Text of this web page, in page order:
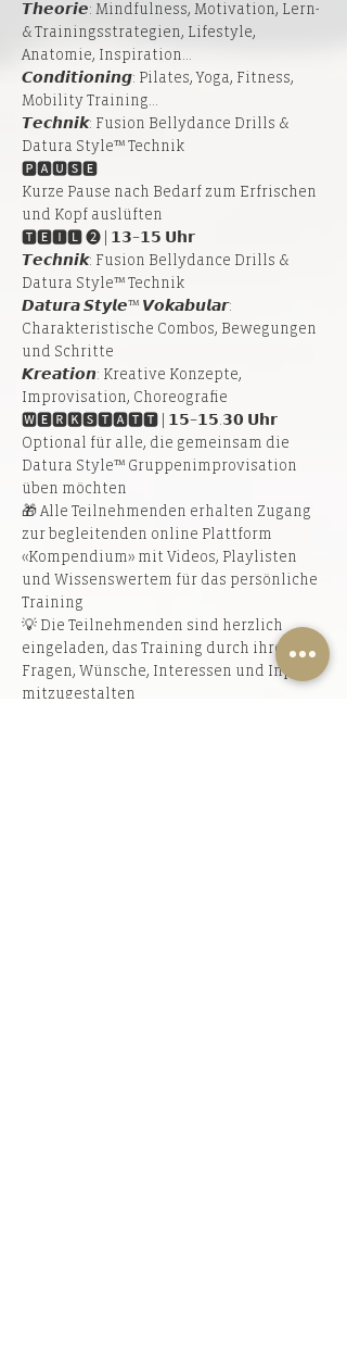
𝙏𝙝𝙚𝙤𝙧𝙞𝙚: Mindfulness, Motivation, Lern-
& Trainingsstrategien, Lifestyle,
Anatomie, Inspiration...
𝘾𝙤𝙣𝙙𝙞𝙩𝙞𝙤𝙣𝙞𝙣𝙜: Pilates, Yoga, Fitness,
Mobility Training...
𝙏𝙚𝙘𝙝𝙣𝙞𝙠: Fusion Bellydance Drills &
Datura Style™ Technik
🅿🅰🆄🆂🅴
Kurze Pause nach Bedarf zum Erfrischen
und Kopf auslüften
🆃🅴🅸🅻 ➋ | 𝟭𝟯–𝟭𝟱 𝗨𝗵𝗿
𝙏𝙚𝙘𝙝𝙣𝙞𝙠: Fusion Bellydance Drills &
Datura Style™ Technik
𝘿𝙖𝙩𝙪𝙧𝙖 𝙎𝙩𝙮𝙡𝙚™ 𝙑𝙤𝙠𝙖𝙗𝙪𝙡𝙖𝙧:
Charakteristische Combos, Bewegungen
und Schritte
𝙆𝙧𝙚𝙖𝙩𝙞𝙤𝙣: Kreative Konzepte,
Improvisation, Choreografie
🆆🅴🆁🅺🆂🆃🅰🆃🆃 | 𝟭𝟱–𝟭𝟱.𝟯𝟬 𝗨𝗵𝗿
Optional für alle, die gemeinsam die
Datura Style™ Gruppenimprovisation
üben möchten
🎁 Alle Teilnehmenden erhalten Zugang
zur begleitenden online Plattform
«Kompendium» mit Videos, Playlisten
und Wissenswertem für das persönliche
Training
💡 Die Teilnehmenden sind herzlich
eingeladen, das Training durch ihre
Fragen, Wünsche, Interessen und Inputs
mitzugestalten